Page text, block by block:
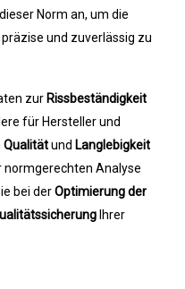
Norm an, um die
präzise und zuverlässig zu
zur Rissbeständigkeit
für Hersteller und
Qualitätund Langlebigkeit
normgerechten Analyse
bei derOptimierung der
Ihrer